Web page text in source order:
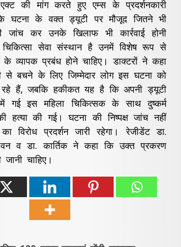
की मांग करते हुए एम्स के प्रदर्शनकारी
घटना के वक्त ड्यूटी पर मौजूद जितने भी
जांच कर उनके खिलाफ भी कार्रवाई होनी
चिकित्सा सेवा संस्थान है उनमें विशेष रूप से
के व्यापक प्रबंध होने चाहिए। डाक्टरों ने कहा
से बचने के लिए जिम्मेदार लोग इस घटना को
रहे हैं, जबकि हकीकत यह है कि अपनी ड्यूटी
गई इस महिला चिकित्सक के साथ दुष्कर्म
की गई। घटना की निष्पक्ष जांच नहीं
विरोध प्रदर्शन जारी रहेगा। रेजीडेंट डा.
व डा. कार्तिक ने कहा कि उक्त प्रकरण
चाहिए।